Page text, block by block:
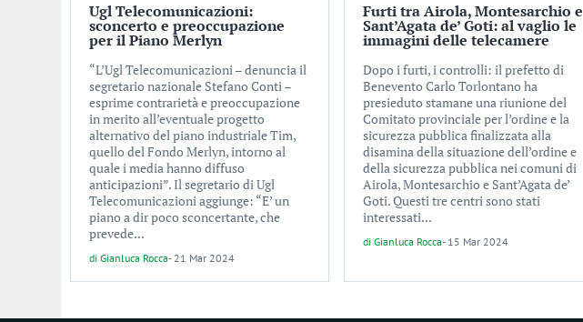
Ugl Telecomunicazioni:
sconcerto e preoccupazione
per il Piano Merlyn
“L’Ugl Telecomunicazioni – denuncia il
segretario nazionale Stefano Conti –
esprime contrarietà e preoccupazione
in merito all’eventuale progetto
alternativo del piano industriale Tim,
quello del Fondo Merlyn, intorno al
quale i media hanno diffuso
anticipazioni”. Il segretario di Ugl
Telecomunicazioni aggiunge: “E’ un
piano a dir poco sconcertante, che
prevede...
di Gianluca Rocca- 21 Mar 2024
Furti tra Airola, Montesarchio e
Sant’Agata de’ Goti: al vaglio le
immagini delle telecamere
Dopo i furti, i controlli: il prefetto di
Benevento Carlo Torlontano ha
presieduto stamane una riunione del
Comitato provinciale per l’ordine e la
sicurezza pubblica finalizzata alla
disamina della situazione dell’ordine e
della sicurezza pubblica nei comuni di
Airola, Montesarchio e Sant’Agata de’
Goti. Questi tre centri sono stati
interessati...
diGianluca Rocca- 15 Mar 2024